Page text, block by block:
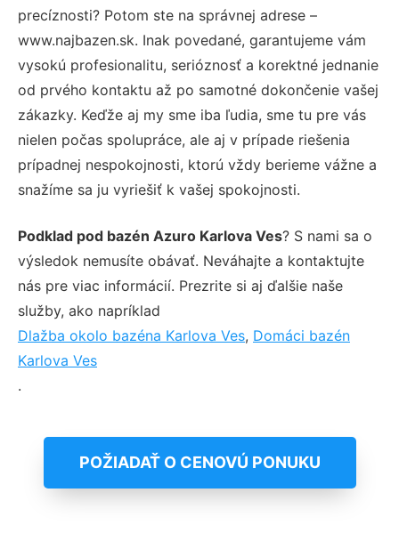
precíznosti? Potom ste na správnej adrese –
www.najbazen.sk. Inak povedané, garantujeme vám
vysokú profesionalitu, serióznosť a korektné jednanie
od prvého kontaktu až po samotné dokončenie vašej
zákazky. Keďže aj my sme iba ľudia, sme tu pre vás
nielen počas spolupráce, ale aj v prípade riešenia
prípadnej nespokojnosti, ktorú vždy berieme vážne a
snažíme sa ju vyriešiť k vašej spokojnosti.
Podklad pod bazén Azuro Karlova Ves? S nami sa o
výsledok nemusíte obávať. Neváhajte a kontaktujte
nás pre viac informácií. Prezrite si aj ďalšie naše
služby, ako napríklad
Dlažba okolo bazéna Karlova Ves, Domáci bazén
Karlova Ves
.
POŽIADAŤ O CENOVÚ PONUKU